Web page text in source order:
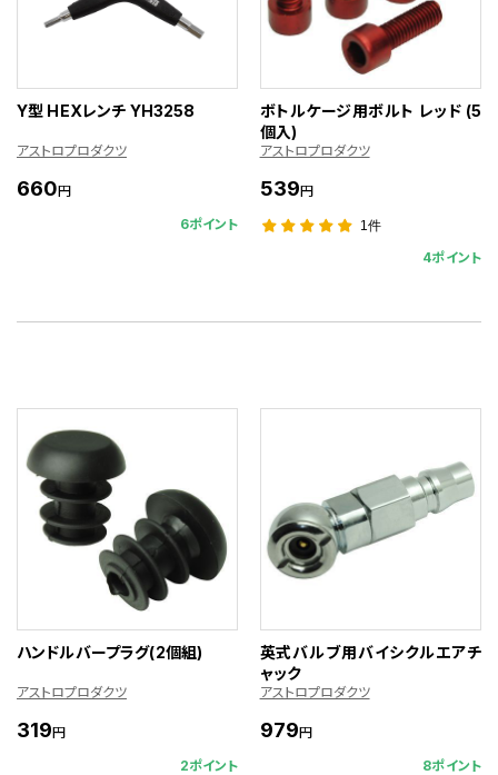
Y型 HEXレンチ YH3258
アストロプロダクツ
660円
6ポイント
ボトルケージ用ボルト レッド (5
個入)
アストロプロダクツ
539円
1件
4ポイント
ハンドルバープラグ(2個組)
アストロプロダクツ
319円
2ポイント
英式バルブ用バイシクルエアチ
ャック
アストロプロダクツ
979円
8ポイント